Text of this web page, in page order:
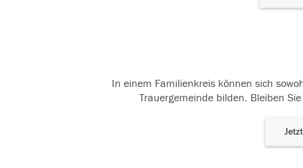
In einem Familienkreis können sich
Trauergemeinde bilden. Bleiben